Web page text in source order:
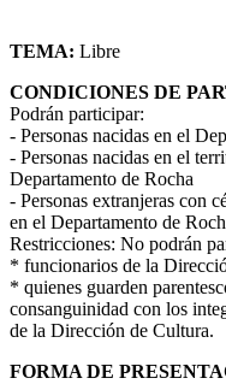
TEMA: Libre
CONDICIONES DE
Podrán participar:
- Personas nacidas en el
- Personas nacidas en el
Departamento de Rocha
- Personas extranjeras con
en el Departamento de
Restricciones: No podrán
* funcionarios de la
* quienes guarden
consanguinidad con los
de la Dirección de Cultura.
FORMA DE